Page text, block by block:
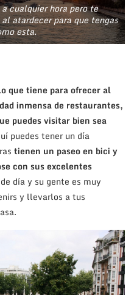
cualquier hora pero te
atardecer para que tengas
esta.
que tiene para ofrecer al
inmensa de restaurantes,
puedes visitar bien sea
puedes tener un día
tienen un paseo en bici y
con sus excelentes
día y su gente es muy
y llevarlos a tus